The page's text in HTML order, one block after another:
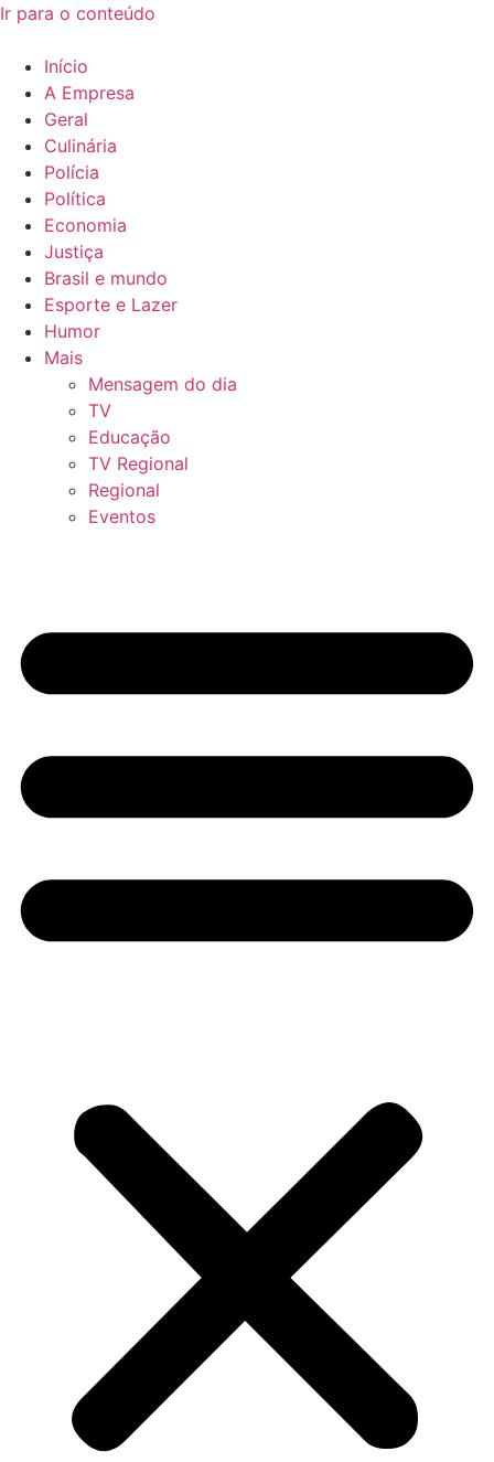
Ir para o conteúdo
Início
A Empresa
Geral
Culinária
Polícia
Política
Economia
Justiça
Brasil e mundo
Esporte e Lazer
Humor
Mais
Mensagem do dia
TV
Educação
TV Regional
Regional
Eventos